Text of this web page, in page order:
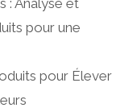
pour une
pour Élever